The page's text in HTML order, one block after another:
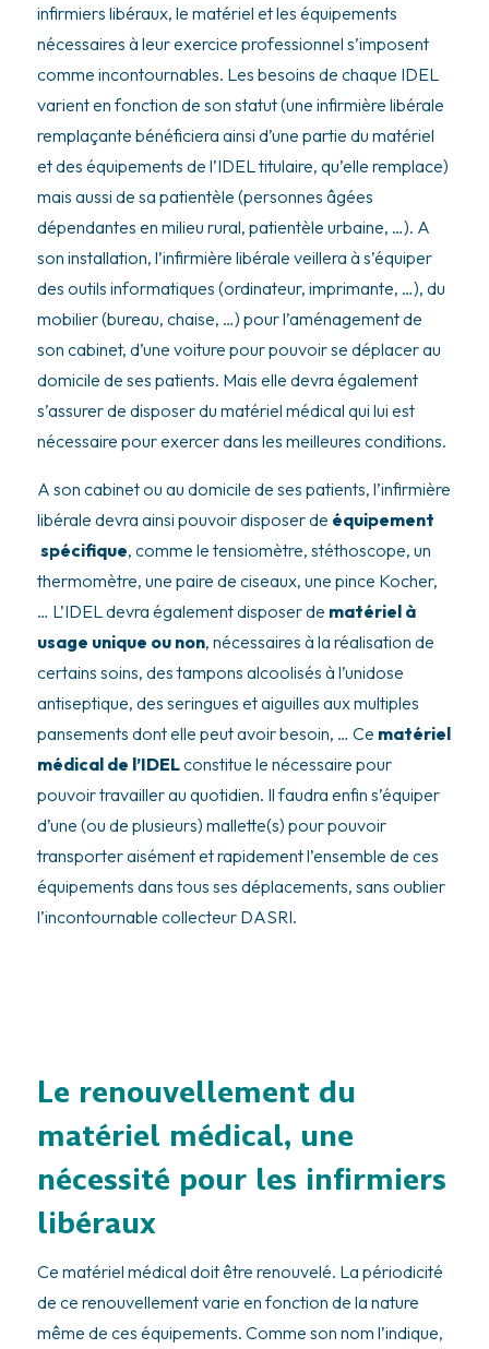
infirmiers libéraux, le matériel et les équipements
nécessaires à leur exercice professionnel s’imposent
comme incontournables. Les besoins de chaque IDEL
varient en fonction de son statut (une infirmière libérale
remplaçante bénéficiera ainsi d’une partie du matériel
et des équipements de l’IDEL titulaire, qu’elle remplace)
mais aussi de sa patientèle (personnes âgées
dépendantes en milieu rural, patientèle urbaine, …). A
son installation, l’infirmière libérale veillera à s’équiper
des outils informatiques (ordinateur, imprimante, …), du
mobilier (bureau, chaise, …) pour l’aménagement de
son cabinet, d’une voiture pour pouvoir se déplacer au
domicile de ses patients. Mais elle devra également
s’assurer de disposer du matériel médical qui lui est
nécessaire pour exercer dans les meilleures conditions.
A son cabinet ou au domicile de ses patients, l’infirmière
libérale devra ainsi pouvoir disposer de équipement
spécifique, comme le tensiomètre, stéthoscope, un
thermomètre, une paire de ciseaux, une pince Kocher,
… L’IDEL devra également disposer de matériel à
usage unique ou non, nécessaires à la réalisation de
certains soins, des tampons alcoolisés à l’unidose
antiseptique, des seringues et aiguilles aux multiples
pansements dont elle peut avoir besoin, … Ce matériel
médical de l’IDELconstitue le nécessaire pour
pouvoir travailler au quotidien. Il faudra enfin s’équiper
d’une (ou de plusieurs) mallette(s) pour pouvoir
transporter aisément et rapidement l’ensemble de ces
équipements dans tous ses déplacements, sans oublier
l’incontournable collecteur DASRI.
Le renouvellement du
matériel médical, une
nécessité pour les infirmiers
libéraux
Ce matériel médical doit être renouvelé. La périodicité
de ce renouvellement varie en fonction de la nature
même de ces équipements. Comme son nom l’indique,